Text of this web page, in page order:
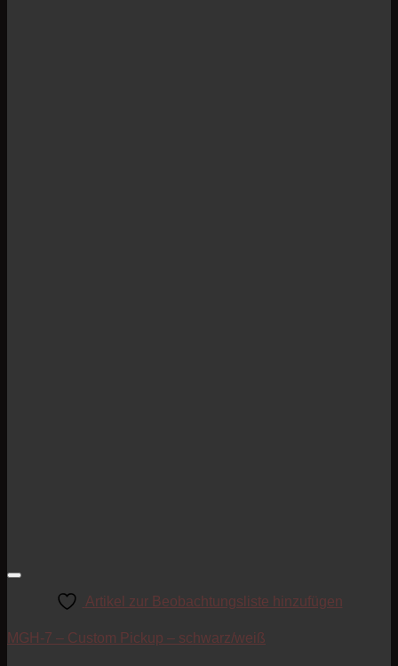
Artikel zur Beobachtungsliste hinzufügen
MGH-7 – Custom Pickup – schwarz/weiß